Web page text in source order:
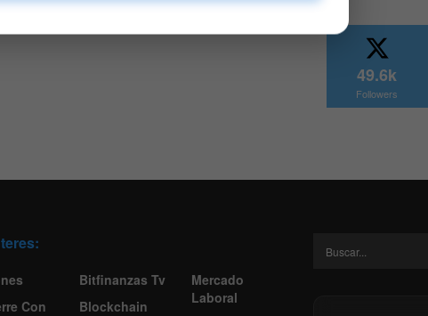
49.6k
Followers
Con
Bitfinanzas Tv
Blockchain
Mercado
Laboral